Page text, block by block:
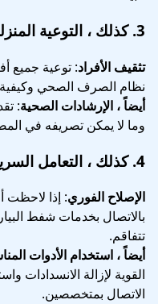
3. كذلك ، التوعية
تثقيف الأفراد: توعية جميع
نظام الصرف الصحي
أيضاً ، الإرشادات الصحية:
وما لا يمكن تصريفه في
4. كذلك ، التعامل
الإصلاح الفوري: إذا لاحظت
بالاتصال بخدمات شفط
تتفاقم.
أيضاً ، استخدام الأدوات
القوية لإزالة الانسدادات
الاتصال بمتخصصين.